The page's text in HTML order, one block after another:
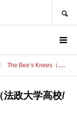
The Bee’s Knees（法政大学高校/東京都）
法政大学高校/